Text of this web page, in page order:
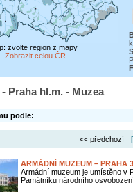
zvolte region z mapy
Zobrazit celou ČR
Praha hl.m. - Muzea
podle:
<< předchozí
ARMÁDNÍ MUZEUM – PRAHA
Armádní muzeum je umístěno v
Památníku národního